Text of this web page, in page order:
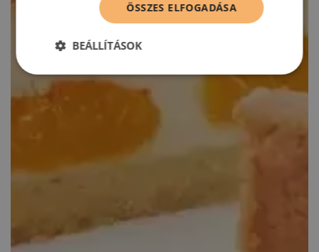
ÖSSZES ELFOGADÁSA
BEÁLLÍTÁSOK